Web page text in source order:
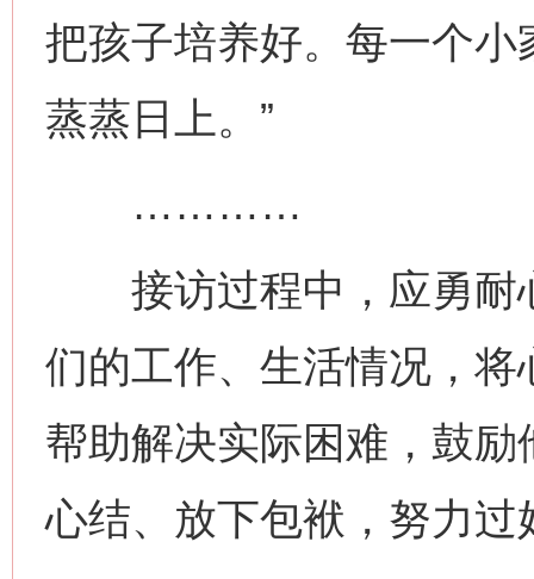
把孩子培养好。每一个
蒸蒸日上。”
…………
接访过程中，应勇耐
们的工作、生活情况，
帮助解决实际困难，鼓
心结、放下包袱，努力过